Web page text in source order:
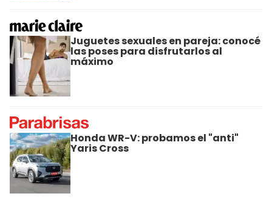
Juguetes sexuales en pareja: conocé
las poses para disfrutarlos al
máximo
Honda WR-V: probamos el "anti"
Yaris Cross